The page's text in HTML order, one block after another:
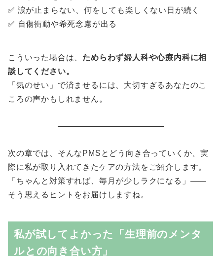
✅ 涙が止まらない、何をしても楽しくない日が続く
✅ 自傷衝動や希死念慮が出る
こういった場合は、 ためらわず婦人科や心療内科に相
談してください。
「気のせい」で済ませるには、大切すぎるあなたのこ
ころの声かもしれません。
次の章では、そんなPMSとどう向き合っていくか、実
際に私が取り入れてきたケアの方法をご紹介します。
「ちゃんと対策すれば、毎月が少しラクになる」——
そう思えるヒントをお届けしますね。
私が試してよかった「生理前のメンタ
ルとの向き合い方」